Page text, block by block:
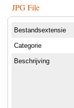
JPG File
Bestandsextensie
Categorie
Beschrijving